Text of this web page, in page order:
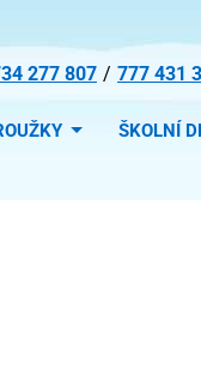
277 807 777 431
ŠKOLNÍ